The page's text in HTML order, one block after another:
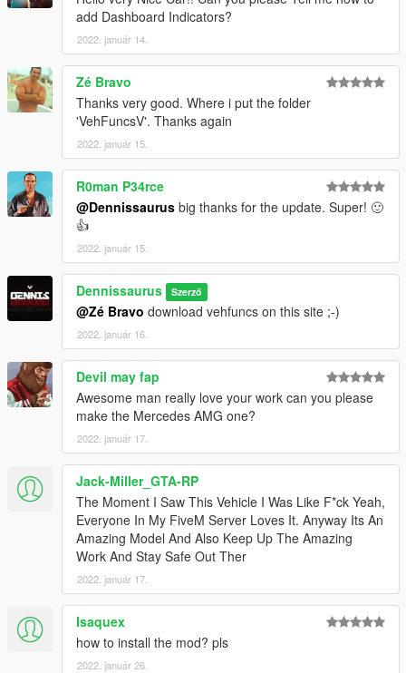
add Dashboard Indicators?
2022. január 14.
Zé Bravo
Thanks very good. Where i put the folder
'VehFuncsV'. Thanks again
2022. január 15.
R0man P34rce
@Dennissaurus big thanks for the update. Super! 🙂
👍
2022. január 15.
Dennissaurus Szerző
@Zé Bravo download vehfuncs on this site ;-)
2022. január 16.
Devil may fap
Awesome man really love your work can you please
make the Mercedes AMG one?
2022. január 17.
Jack-Miller_GTA-RP
The Moment I Saw This Vehicle I Was Like F*ck Yeah,
Everyone In My FiveM Server Loves It. Anyway Its An
Amazing Model And Also Keep Up The Amazing
Work And Stay Safe Out Ther
2022. január 17.
Isaquex
how to install the mod? pls
2022. január 26.